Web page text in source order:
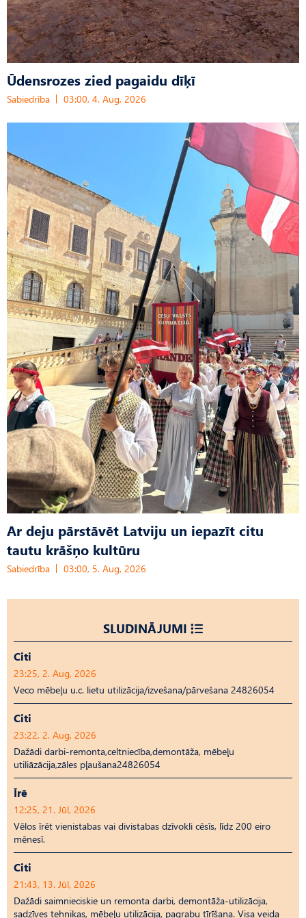
Ūdensrozes zied pagaidu dīķī
Sabiedrība 03:00, 4. Aug, 2026
Ar deju pārstāvēt Latviju un iepazīt citu
tautu krāšņo kultūru
Sabiedrība 03:00, 5. Aug, 2026
SLUDINĀJUMI
Citi
23:25, 2. Aug, 2026
Veco mēbeļu u.c. lietu utilizācija/izvešana/pārvešana 24826054
Citi
23:22, 2. Aug, 2026
Dažādi darbi-remonta,celtniecība,demontāža, mēbeļu
utiliāzācija,zāles pļaušana24826054
Īrē
12:25, 21. Jūl, 2026
Vēlos īrēt vienistabas vai divistabas dzīvokli cēsīs, līdz 200 eiro
mēnesī.
Citi
21:43, 13. Jūl, 2026
Dažādi saimnieciskie un remonta darbi, demontāža-utilizācija,
sadzīves tehnikas, mēbeļu utilizācija, pagrabu tīrīšana. Visa veida